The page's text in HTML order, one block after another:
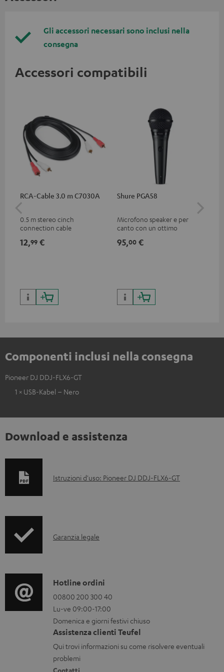
Gli accessori necessari sono inclusi nella
consegna
Accessori compatibili
RCA-Cable 3.0 m C7030A
0.5 m stereo cinch
connection cable
12,99 €
Shure PGA58
Microfono speaker e per
canto con un ottimo
musicisti, artisti, performer e
95,00 €
Componenti inclusi nella consegna
Pioneer DJ DDJ-FLX6-GT
1 × USB-Kabel – Nero
Download e assistenza
D
m
t
i
s
c
a
r
Istruzioni d'uso: Pioneer DJ DDJ-FLX6-GT
I
o
r
m
a
z
i
Garanzia legale
C
o
n
t
a
t
Hotline ordini
00800 200 300 40
Lu-ve 09:00-17:00
Domenica e giorni festivi chiuso
Assistenza clienti Teufel
Qui trovi informazioni su come risolvere eventuali
problemi